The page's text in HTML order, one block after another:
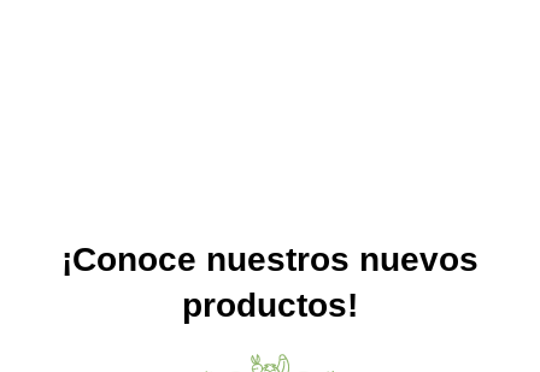
¡Conoce nuestros nuevos
productos!